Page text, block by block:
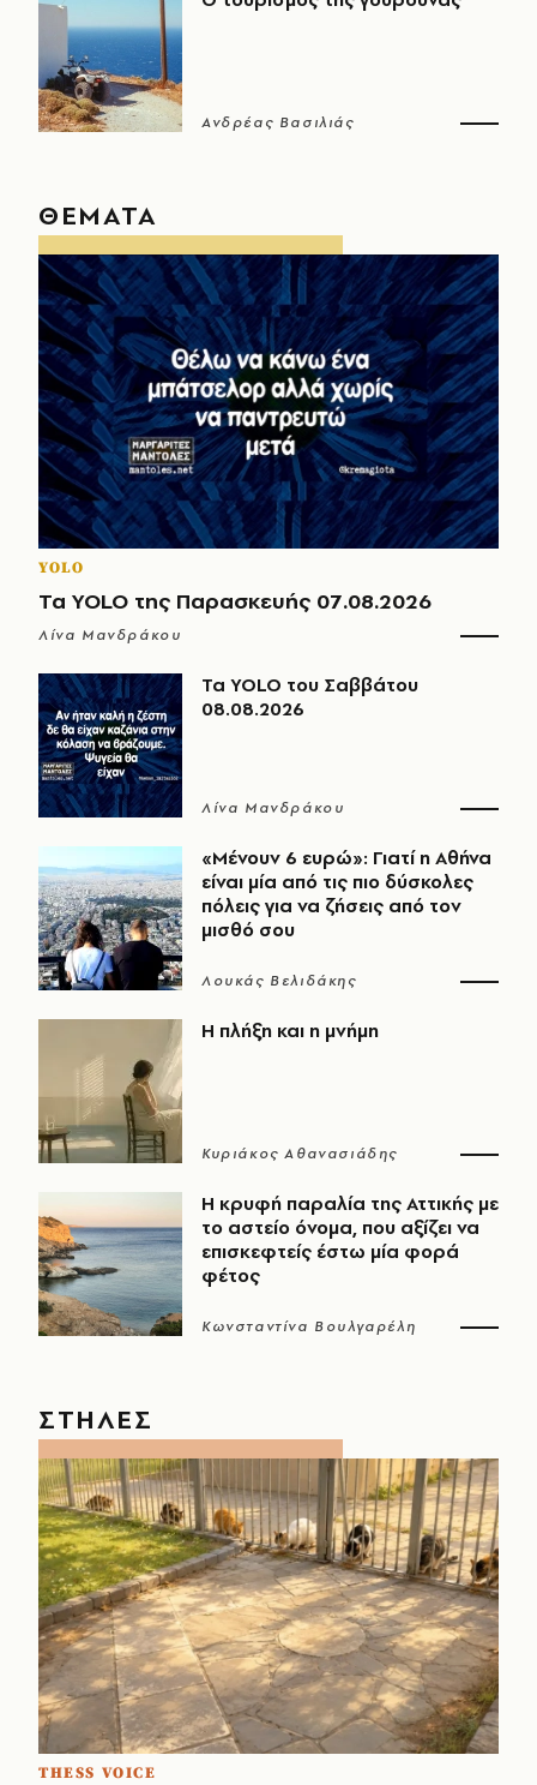
Ανδρέας Βασιλιάς
ΘΕΜΑΤΑ
YOLO
Τα YOLO της Παρασκευής 07.08.2026
Λίνα Μανδράκου
Τα YOLO του Σαββάτου
08.08.2026
Λίνα Μανδράκου
«Μένουν 6 ευρώ»: Γιατί η Αθήνα
είναι μία από τις πιο δύσκολες
πόλεις για να ζήσεις από τον
μισθό σου
Λουκάς Βελιδάκης
Η πλήξη και η μνήμη
Κυριάκος Αθανασιάδης
Η κρυφή παραλία της Αττικής με
το αστείο όνομα, που αξίζει να
επισκεφτείς έστω μία φορά
φέτος
Κωνσταντίνα Βουλγαρέλη
ΣΤΗΛΕΣ
THESS VOICE